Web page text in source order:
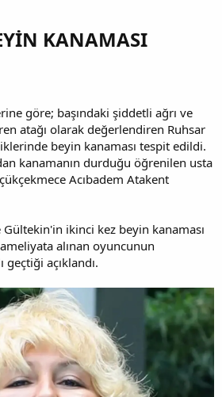
KANAMASI
göre; başındaki şiddetli ağrı ve
atağı olarak değerlendiren Ruhsar
beyin kanaması tespit edildi.
kanamanın durduğu öğrenilen usta
Acıbadem Atakent
ikinci kez beyin kanaması
alınan oyuncunun
geçtiği açıklandı.